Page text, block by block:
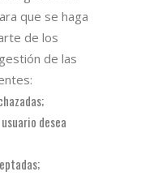
que se haga
de los
de las
desea